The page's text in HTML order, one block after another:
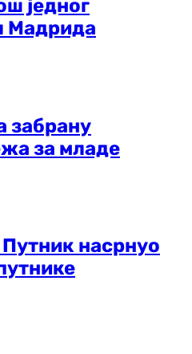
једног
Мадрида
забрану
за младе
насрнуо